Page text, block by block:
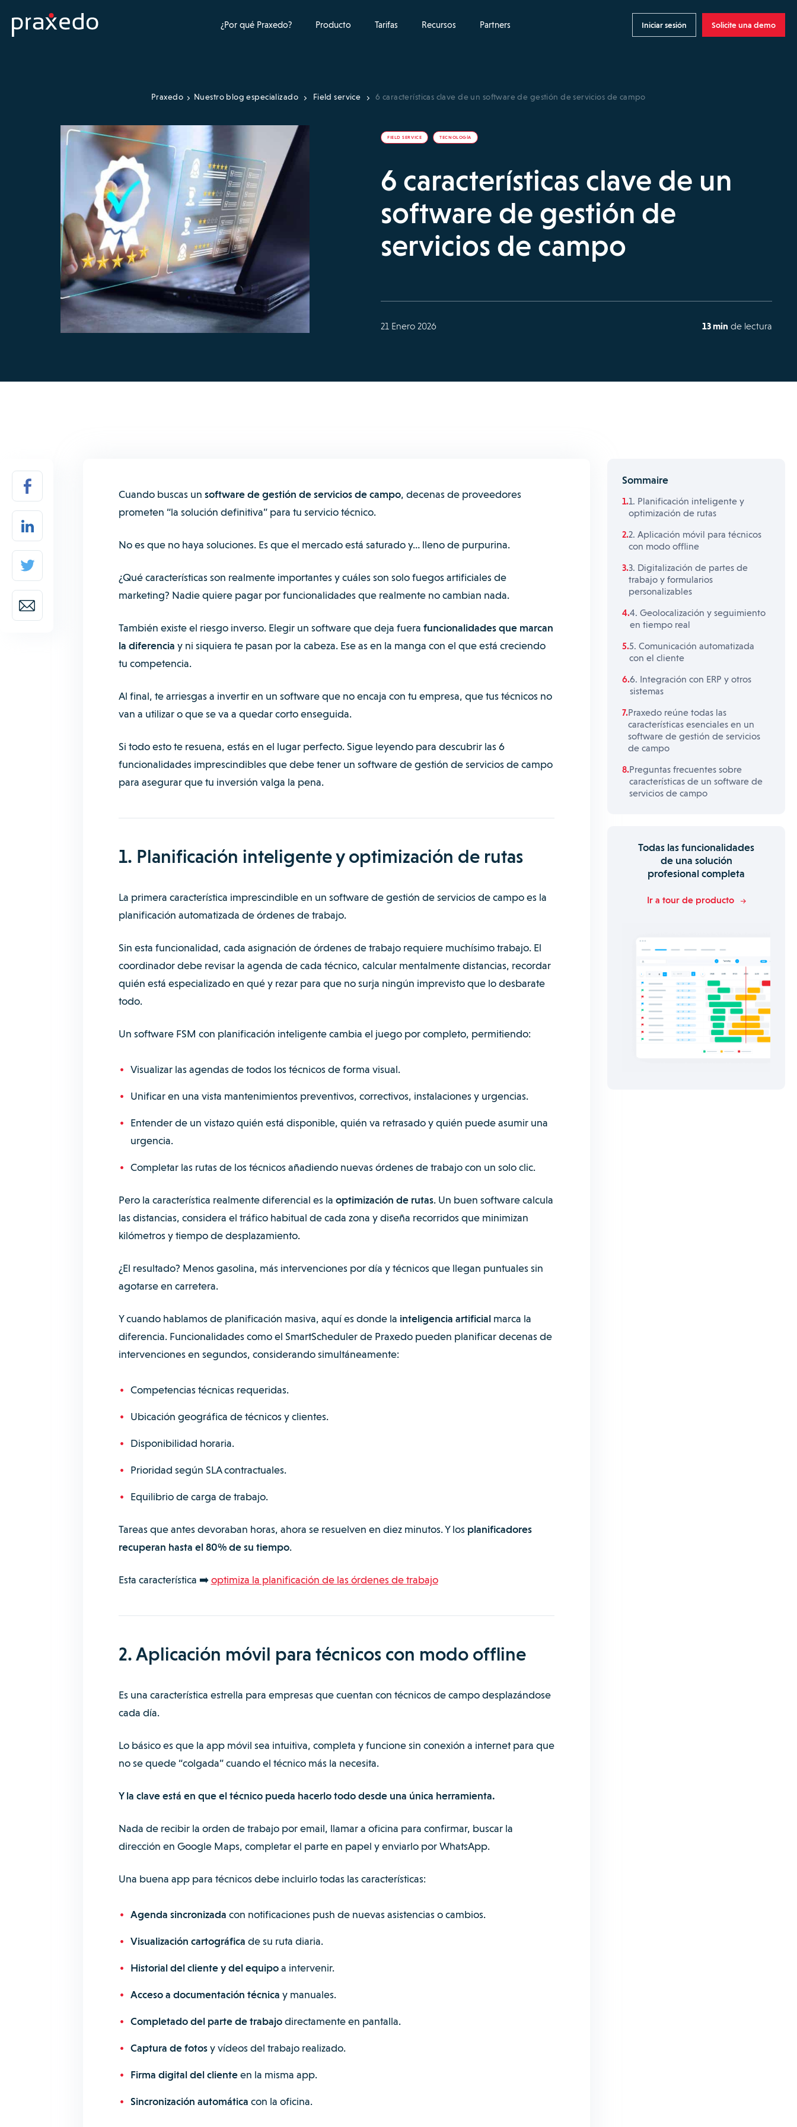
¿Por qué Praxedo? Producto Tarifas Recursos Partners Iniciar sesión Solicite una demo
Praxedo Nuestro blog especializado Field service 6 características clave de un software de gestión de servicios de campo
FIELD SERVICE TECNOLOGÍA
6 características clave de un
software de gestión de
servicios de campo
21 Enero 2026 13 min de lectura
Cuando buscas un software de gestión de servicios de campo, decenas de proveedores
prometen “la solución definitiva” para tu servicio técnico.
No es que no haya soluciones. Es que el mercado está saturado y… lleno de purpurina.
¿Qué características son realmente importantes y cuáles son solo fuegos artificiales de
marketing? Nadie quiere pagar por funcionalidades que realmente no cambian nada.
También existe el riesgo inverso. Elegir un software que deja fuera funcionalidades que marcan
la diferencia y ni siquiera te pasan por la cabeza. Ese as en la manga con el que está creciendo
tu competencia.
Al final, te arriesgas a invertir en un software que no encaja con tu empresa, que tus técnicos no
van a utilizar o que se va a quedar corto enseguida.
Si todo esto te resuena, estás en el lugar perfecto. Sigue leyendo para descubrir las 6
funcionalidades imprescindibles que debe tener un software de gestión de servicios de campo
para asegurar que tu inversión valga la pena.
1. Planificación inteligente y optimización de rutas
La primera característica imprescindible en un software de gestión de servicios de campo es la
planificación automatizada de órdenes de trabajo.
Sin esta funcionalidad, cada asignación de órdenes de trabajo requiere muchísimo trabajo. El
coordinador debe revisar la agenda de cada técnico, calcular mentalmente distancias, recordar
quién está especializado en qué y rezar para que no surja ningún imprevisto que lo desbarate
todo.
Un software FSM con planificación inteligente cambia el juego por completo, permitiendo:
Visualizar las agendas de todos los técnicos de forma visual.
Unificar en una vista mantenimientos preventivos, correctivos, instalaciones y urgencias.
Entender de un vistazo quién está disponible, quién va retrasado y quién puede asumir una
urgencia.
Completar las rutas de los técnicos añadiendo nuevas órdenes de trabajo con un solo clic.
Pero la característica realmente diferencial es la optimización de rutas. Un buen software calcula
las distancias, considera el tráfico habitual de cada zona y diseña recorridos que minimizan
kilómetros y tiempo de desplazamiento.
¿El resultado? Menos gasolina, más intervenciones por día y técnicos que llegan puntuales sin
agotarse en carretera.
Y cuando hablamos de planificación masiva, aquí es donde la inteligencia artificialmarca la
diferencia. Funcionalidades como el SmartScheduler de Praxedo pueden planificar decenas de
intervenciones en segundos, considerando simultáneamente:
Competencias técnicas requeridas.
Ubicación geográfica de técnicos y clientes.
Disponibilidad horaria.
Prioridad según SLA contractuales.
Equilibrio de carga de trabajo.
Tareas que antes devoraban horas, ahora se resuelven en diez minutos. Y los planificadores
recuperan hasta el 80% de su tiempo.
Esta característica ➡️optimiza la planificación de las órdenes de trabajo
2. Aplicación móvil para técnicos con modo offline
Es una característica estrella para empresas que cuentan con técnicos de campo desplazándose
cada día.
Lo básico es que la app móvil sea intuitiva, completa y funcione sin conexión a internet para que
no se quede “colgada” cuando el técnico más la necesita.
Y la clave está en que el técnico pueda hacerlo todo desde una única herramienta.
Nada de recibir la orden de trabajo por email, llamar a oficina para confirmar, buscar la
dirección en Google Maps, completar el parte en papel y enviarlo por WhatsApp.
Una buena app para técnicos debe incluirlo todas las características:
Agenda sincronizada con notificaciones push de nuevas asistencias o cambios.
Visualización cartográfica de su ruta diaria.
Historial del cliente y del equipoa intervenir.
Acceso a documentación técnica y manuales.
Completado del parte de trabajodirectamente en pantalla.
Captura de fotosy vídeos del trabajo realizado.
Firma digital del clienteen la misma app.
Sincronización automática con la oficina.
Sommaire
1. Planificación inteligente y
optimización de rutas
2. Aplicación móvil para técnicos
con modo offline
3. Digitalización de partes de
trabajo y formularios
personalizables
4. Geolocalización y seguimiento
en tiempo real
5. Comunicación automatizada
con el cliente
6. Integración con ERP y otros
sistemas
Praxedo reúne todas las
características esenciales en un
software de gestión de servicios
de campo
Preguntas frecuentes sobre
características de un software de
servicios de campo
Todas las funcionalidades
de una solución
profesional completa
Ir a tour de producto